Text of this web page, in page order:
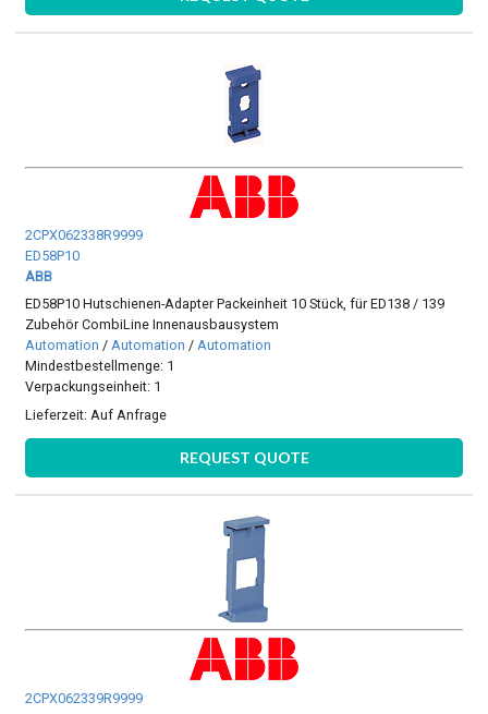
2CPX062338R9999
ED58P10
ABB
ED58P10 Hutschienen-Adapter Packeinheit 10 Stück, für ED138 / 139
Zubehör CombiLine Innenausbausystem
Automation /Automation /Automation
Mindestbestellmenge: 1
Verpackungseinheit: 1
Lieferzeit: Auf Anfrage
REQUEST QUOTE
2CPX062339R9999